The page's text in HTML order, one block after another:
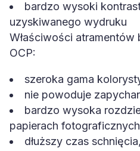
bardzo wysoki
uzyskiwanego wydruku
Właściwości
OCP:
szeroka gama
nie powoduje
bardzo wysoka
papierach fotograficznych
dłuższy czas